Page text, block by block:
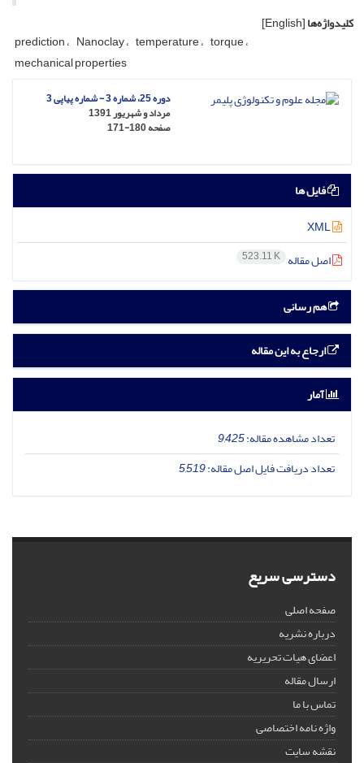
کلیدواژه‌ها[English]
prediction Nanoclay temperature torque
mechanical properties
دوره 25، شماره 3 - شماره پیاپی 3
مرداد و شهریور 1391
صفحه171-180
فایل ها
اصل مقاله 523.11 K
هم رسانی
ارجاع به این مقاله
آمار
تعداد مشاهده مقاله:9,425
تعداد دریافت فایل اصل مقاله:5,519
دسترسی سریع
صفحه اصلی
درباره نشریه
اعضای هیات تحریریه
ارسال مقاله
تماس با ما
واژه نامه اختصاصی
نقشه سایت